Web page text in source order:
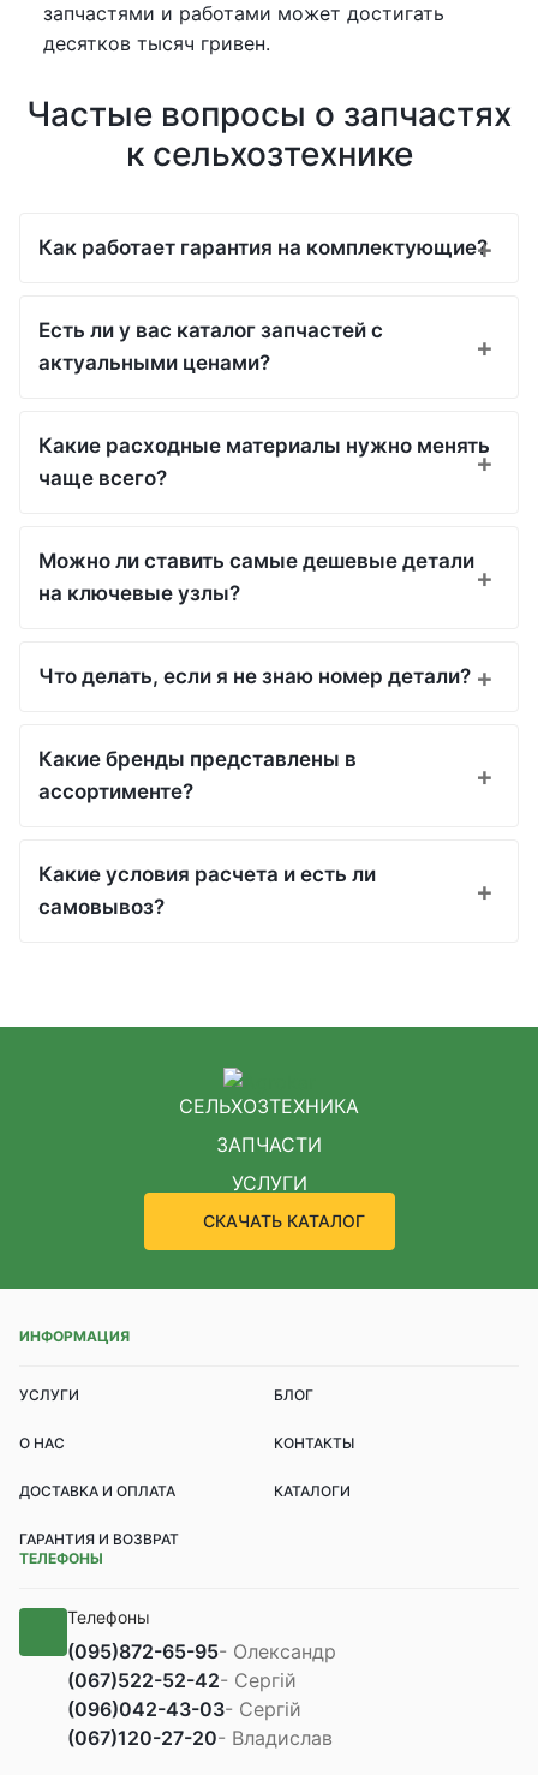
запчастями и работами может достигать
десятков тысяч гривен.
Частые вопросы о запчастях
к сельхозтехнике
Как работает гарантия на комплектующие?
Есть ли у вас каталог запчастей с
актуальными ценами?
Какие расходные материалы нужно менять
чаще всего?
Можно ли ставить самые дешевые детали
на ключевые узлы?
Что делать, если я не знаю номер детали?
Какие бренды представлены в
ассортименте?
Какие условия расчета и есть ли
самовывоз?
СЕЛЬХОЗТЕХНИКА
ЗАПЧАСТИ
УСЛУГИ
СКАЧАТЬ КАТАЛОГ
ИНФОРМАЦИЯ
УСЛУГИ БЛОГ
О НАС КОНТАКТЫ
ДОСТАВКА И ОПЛАТА КАТАЛОГИ
ГАРАНТИЯ И ВОЗВРАТ
ТЕЛЕФОНЫ
Телефоны
(095)872-65-95- Олександр
(067)522-52-42- Сергій
(096)042-43-03- Сергій
(067)120-27-20- Владислав